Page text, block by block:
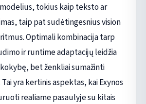
tokius kaip teksto ar
taip pat sudėtingesnius vision
Optimali kombinacija tarp
ir runtime adaptacijų leidžia
bet ženkliai sumažinti
yra kertinis aspektas, kai Exynos
realiame pasaulyje su kitais